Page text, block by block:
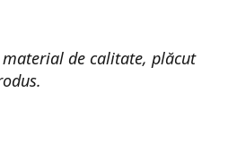
de calitate, plăcut